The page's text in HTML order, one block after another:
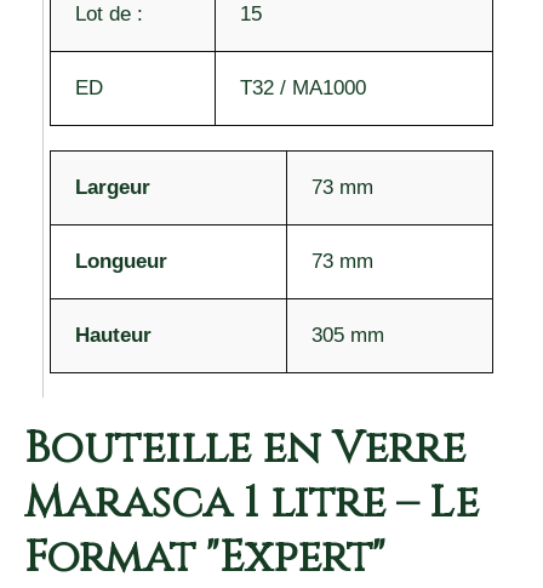
Lot de : 15
ED T32 / MA1000
Largeur 73 mm
Longueur 73 mm
Hauteur 305 mm
Bouteille en Verre
Marasca 1 litre – Le
Format "Expert"